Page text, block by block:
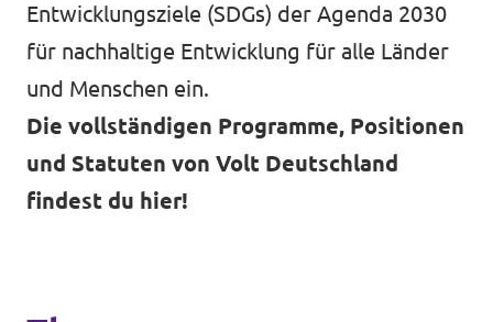
Entwicklungsziele (SDGs) der Agenda 2030
für nachhaltige Entwicklung für alle Länder
und Menschen ein.
Die vollständigen Programme, Positionen
und Statuten von Volt Deutschland
findest du hier!